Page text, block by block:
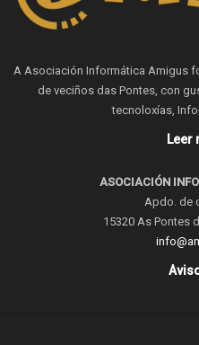
A Asociación Informática Amigus
de veciños das Pontes, con
tecnoloxías,
Leer
ASOCIACIÓN
Apdo. de
15320 As Pontes